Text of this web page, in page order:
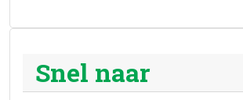
Snel naar